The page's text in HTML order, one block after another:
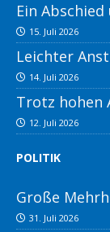
Ein
15. Juli 2026
Leichter
14. Juli 2026
Trotz hohen
12. Juli 2026
POLITIK
Große
31. Juli 2026